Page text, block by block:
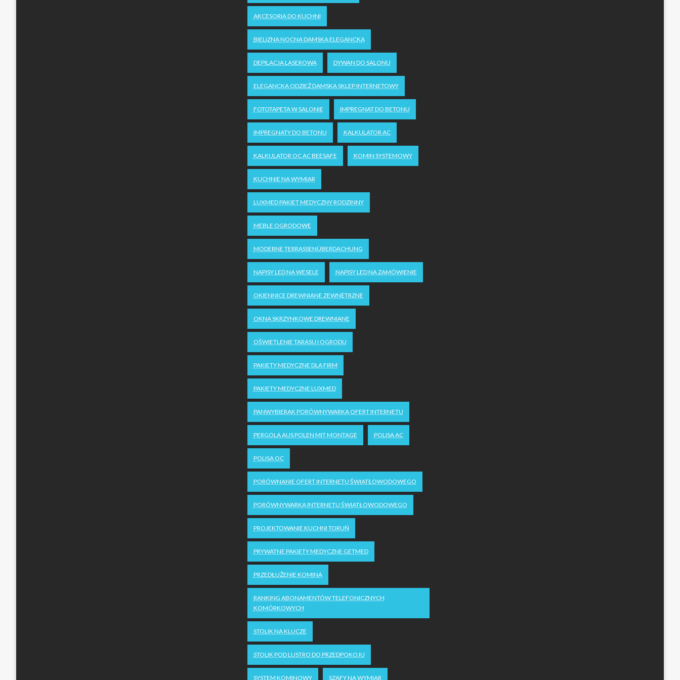
AKCESORIA DO KUCHNI
BIELIZNA NOCNA DAMSKA ELEGANCKA
DEPILACJA LASEROWA DYWAN DO SALONU
ELEGANCKA ODZIEŻ DAMSKA SKLEP INTERNETOWY
FOTOTAPETA W SALONIE IMPREGNAT DO BETONU
IMPREGNATY DO BETONU KALKULATOR AC
KALKULATOR OC AC BEESAFE KOMIN SYSTEMOWY
KUCHNIE NA WYMIAR
LUXMED PAKIET MEDYCZNY RODZINNY
MEBLE OGRODOWE
MODERNE TERRASSENÜBERDACHUNG
NAPISY LED NA WESELE NAPISY LED NA ZAMÓWIENIE
OKIENNICE DREWNIANE ZEWNĘTRZNE
OKNA SKRZYNKOWE DREWNIANE
OŚWIETLENIE TARASU I OGRODU
PAKIETY MEDYCZNE DLA FIRM
PAKIETY MEDYCZNE LUXMED
PANWYBIERAK PORÓWNYWARKA OFERT INTERNETU
PERGOLA AUS POLEN MIT MONTAGE POLISA AC
POLISA OC
PORÓWNANIE OFERT INTERNETU ŚWIATŁOWODOWEGO
PORÓWNYWARKA INTERNETU ŚWIATŁOWODOWEGO
PROJEKTOWANIE KUCHNI TORUŃ
PRYWATNE PAKIETY MEDYCZNE GETMED
PRZEDŁUŻENIE KOMINA
RANKING ABONAMENTÓW TELEFONICZNYCH
KOMÓRKOWYCH
STOLIK NA KLUCZE
STOLIK POD LUSTRO DO PRZEDPOKOJU
SYSTEM KOMINOWY SZAFY NA WYMIAR